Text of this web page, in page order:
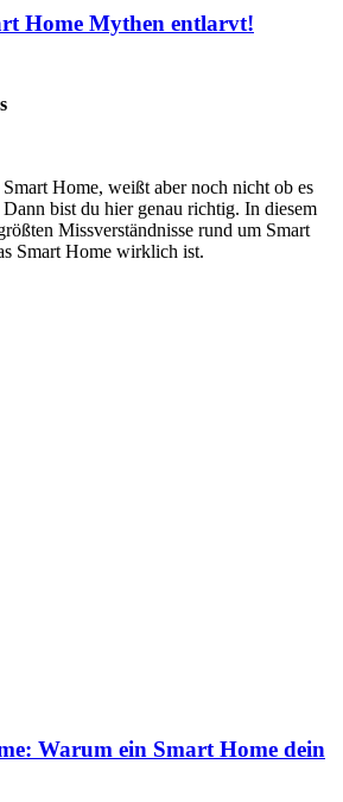
Home Mythen entlarvt!
Home, weißt aber noch nicht ob es
bist du hier genau richtig. In diesem
Missverständnisse rund um Smart
Smart Home wirklich ist.
Warum ein Smart Home dein